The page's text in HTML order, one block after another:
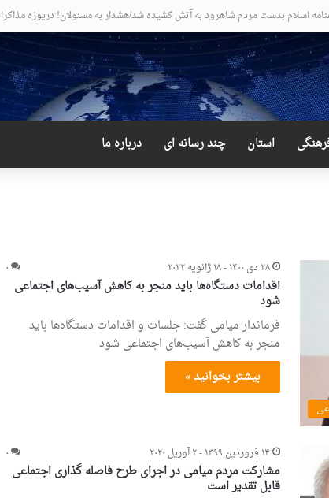
عجیب و دور از انتظار علی لاریجانی
استان چند رسانه ای درباره ما
۲۸ دی ۱۴۰۰ - ۱۸ ژانویه ۲۰۲۲ ۰
اقدامات دستگاه‌ها باید منجر به کاهش آسیب‌های اجتماعی
شود
فرماندار میامی گفت: جلسات و اقدامات دستگاه‌ها باید
منجر به کاهش آسیب‌های اجتماعی شود
بیشتر بخوانید »
۱۴ فروردین ۱۳۹۹ - ۲ آوریل ۲۰۲۰ ۰
مشارکت مردم میامی در اجرای طرح فاصله گذاری اجتماعی
قابل تقدیر است